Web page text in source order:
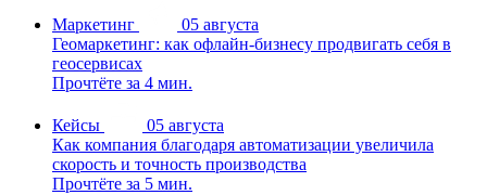
Маркетинг
05 августа
Геомаркетинг: как офлайн-бизнесу продвигать себя в
геосервисах
Прочтёте за 4 мин.
Кейсы
05 августа
Как компания благодаря автоматизации увеличила
скорость и точность производства
Прочтёте за 5 мин.